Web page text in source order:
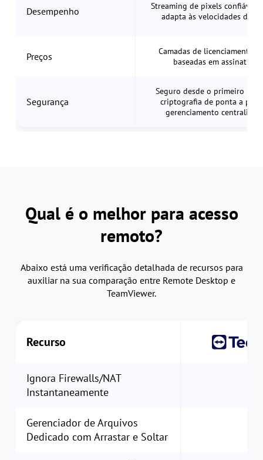
Desempenho
Streaming de pixels confiável
adapta às velocidades de
Preços
Camadas de licenciamento
baseadas em assinatura.
Segurança
Seguro desde o primeiro uso,
criptografia de ponta a
gerenciamento
Qual é o melhor para acesso
remoto?
Abaixo está uma verificação detalhada de recursos para
auxiliar na sua comparação entre Remote Desktop e
TeamViewer.
Recurso
Ignora Firewalls/NAT
Instantaneamente
Gerenciador de Arquivos
Dedicado com Arrastar e Soltar